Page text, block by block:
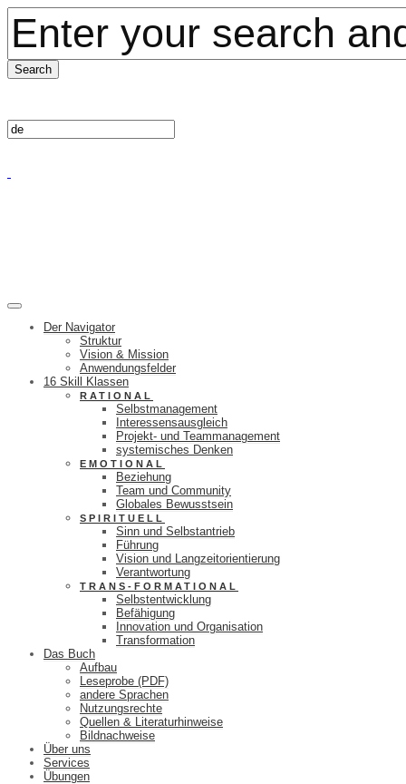
Der Navigator
Struktur
Vision & Mission
Anwendungsfelder
16 Skill Klassen
RATIONAL
Selbstmanagement
Interessensausgleich
Projekt- und Teammanagement
systemisches Denken
EMOTIONAL
Beziehung
Team und Community
Globales Bewusstsein
SPIRITUELL
Sinn und Selbstantrieb
Führung
Vision und Langzeitorientierung
Verantwortung
TRANS-FORMATIONAL
Selbstentwicklung
Befähigung
Innovation und Organisation
Transformation
Das Buch
Aufbau
Leseprobe (PDF)
andere Sprachen
Nutzungsrechte
Quellen & Literaturhinweise
Bildnachweise
Über uns
Services
Übungen